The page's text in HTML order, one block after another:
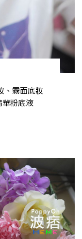
、霧面底妝
粉底液